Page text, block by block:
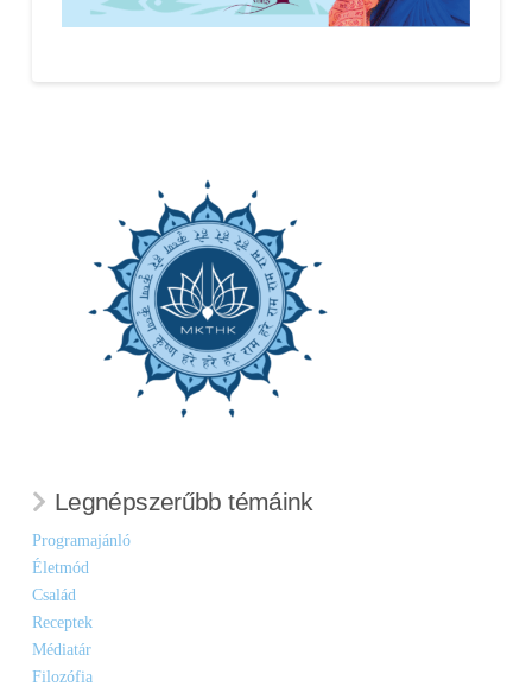
Legnépszerűbb témáink
Programajánló
Életmód
Család
Receptek
Médiatár
Filozófia